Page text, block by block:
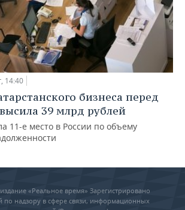
14:40
бизнеса перед
39 млрд рублей
11-е место в России по объему
«Реальное время» Зарегистрировано
по надзору в сфере связи, информационных